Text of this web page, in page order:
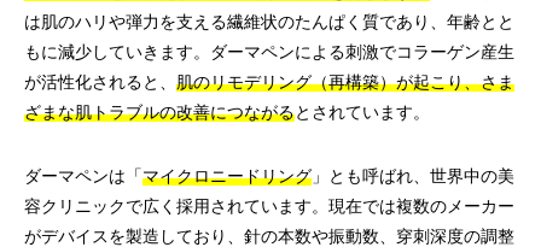
は肌のハリや弾力を支える繊維状のたんぱく質であり、年齢とと
もに減少していきます。ダーマペンによる刺激でコラーゲン産生
が活性化されると、 肌のリモデリング（再構築）が起こり、さま
ざまな肌トラブルの改善につながるとされています。
ダーマペンは「マイクロニードリング 」とも呼ばれ、世界中の美
容クリニックで広く採用されています。現在では複数のメーカー
がデバイスを製造しており、針の本数や振動数、穿刺深度の調整